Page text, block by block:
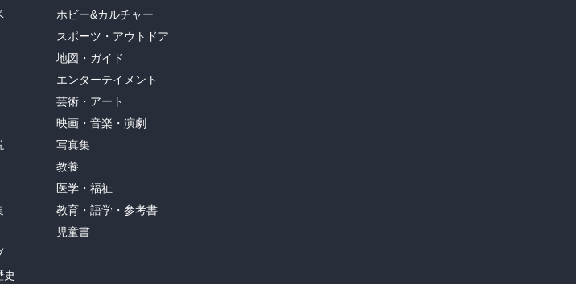
史
ホビー&カルチャー
スポーツ・アウトドア
地図・ガイド
エンターテイメント
芸術・アート
映画・音楽・演劇
写真集
教養
医学・福祉
教育・語学・参考書
児童書